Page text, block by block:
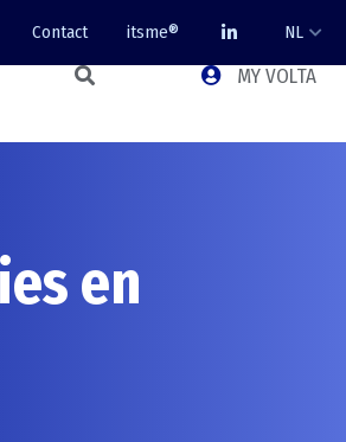
Contact itsme® NL
MY VOLTA
en